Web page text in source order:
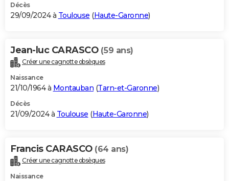
Décès
29/09/2024 à Toulouse (Haute-Garonne)
Jean-luc CARASCO (59 ans)
Créer une cagnotte obsèques
Naissance
21/10/1964 à Montauban (Tarn-et-Garonne)
Décès
21/09/2024 à Toulouse (Haute-Garonne)
Francis CARASCO (64 ans)
Créer une cagnotte obsèques
Naissance